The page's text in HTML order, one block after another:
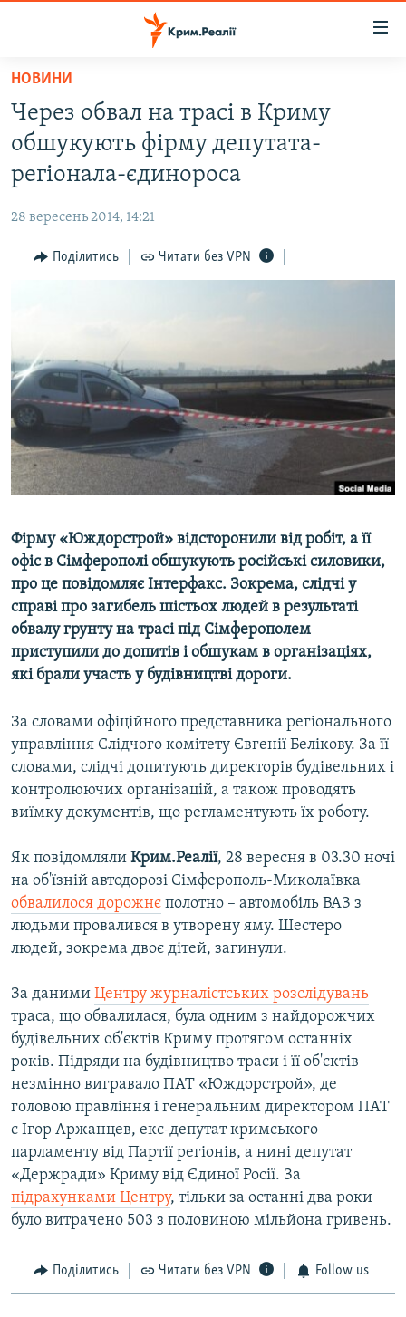
Перейти
основного
матеріалу
Перейти
до
основної
навігації
Перейти
ВОДА.КРИМ
ВІДЕО ТА ФОТО
БЛОГИ
ПОГЛЯД
СПЕЦПРОЕКТИ
ДЕПОРТАЦІЯ
ВІДЕОУРОКИ «ELIFBE»
СВІДЧЕННЯ ОКУПАЦІЇ
УКРАЇНСЬКА ПРОБЛЕМА КРИМУ
ЯК ОБІЙТИ БЛОКУВАННЯ
Русский
Qırımtatar
Усі сайти RFE/RL
НОВИНИ
Через обвал на трасі в Криму
обшукують фірму депутата-
регіонала-єдинороса
28 вересень 2014, 14:21
Поділитись Читати без VPN
Фірму «Юждорстрой» відсторонили від робіт, а її
офіс в Сімферополі обшукують російські силовики,
про це повідомляє Інтерфакс. Зокрема, слідчі у
справі про загибель шістьох людей в результаті
обвалу грунту на трасі під Сімферополем
приступили до допитів і обшукам в організаціях,
які брали участь у будівництві дороги.
За словами офіційного представника регіонального
управління Слідчого комітету Євгенії Белікову. За її
словами, слідчі допитують директорів будівельних і
контролюючих організацій, а також проводять
виїмку документів, що регламентують їх роботу.
Як повідомляли Крим.Реалії, 28 вересня в 03.30 ночі
на об'їзній автодорозі Сімферополь-Миколаївка
обвалилося дорожнє полотно – автомобіль ВАЗ з
людьми провалився в утворену яму. Шестеро
людей, зокрема двоє дітей, загинули.
За даними Центру журналістських розслідувань
траса, що обвалилася, була одним з найдорожчих
будівельних об'єктів Криму протягом останніх
років. Підряди на будівництво траси і її об'єктів
незмінно вигравало ПАТ «Юждорстрой», де
головою правління і генеральним директором ПАТ
є Ігор Аржанцев, екс-депутат кримського
парламенту від Партії регіонів, а нині депутат
«Держради» Криму від Єдиної Росії. За
підрахунками Центру, тільки за останні два роки
було витрачено 503 з половиною мільйона гривень.
Поділитись Читати без VPN Follow us